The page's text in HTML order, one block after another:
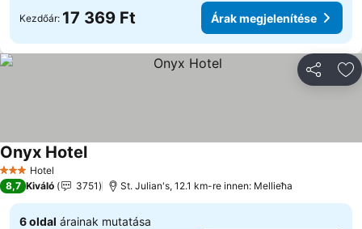
Kezdőár: 17 369 Ft Árak megjelenítése
3 Kategória
Hotel
Onyx Hotel
8,7 Kiváló 3751 St. Julian's, 12.1 km-re innen: Mellieħa
6 oldal árainak mutatása